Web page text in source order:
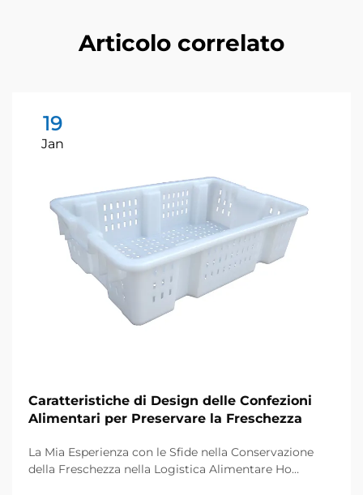
Articolo correlato
19
Jan
Caratteristiche di Design delle Confezioni
Alimentari per Preservare la Freschezza
La Mia Esperienza con le Sfide nella Conservazione
della Freschezza nella Logistica Alimentare Ho